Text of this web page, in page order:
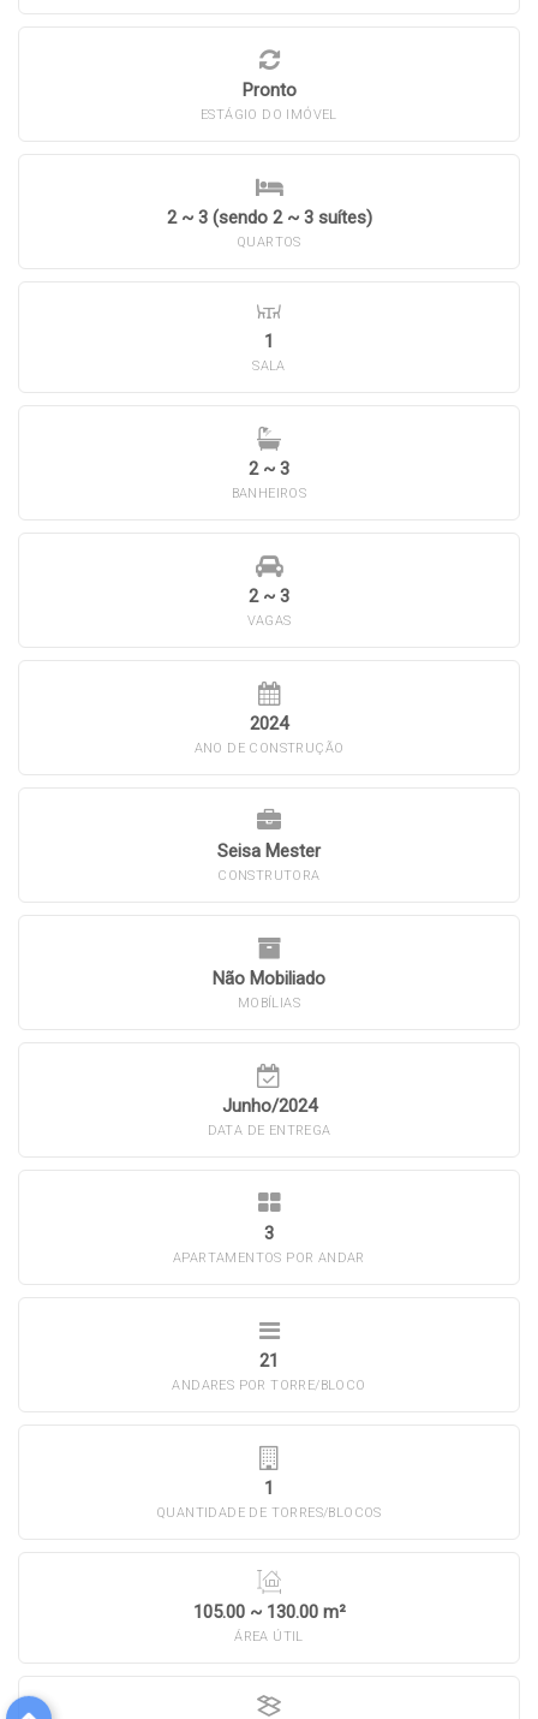
Pronto
ESTÁGIO DO IMÓVEL
2 ~ 3 (sendo 2 ~ 3 suítes)
QUARTOS
1
SALA
2 ~ 3
BANHEIROS
2 ~ 3
VAGAS
2024
ANO DE CONSTRUÇÃO
Seisa Mester
CONSTRUTORA
Não Mobiliado
MOBÍLIAS
Junho/2024
DATA DE ENTREGA
3
APARTAMENTOS POR ANDAR
21
ANDARES POR TORRE/BLOCO
1
QUANTIDADE DE TORRES/BLOCOS
105.00 ~ 130.00 m²
ÁREA ÚTIL